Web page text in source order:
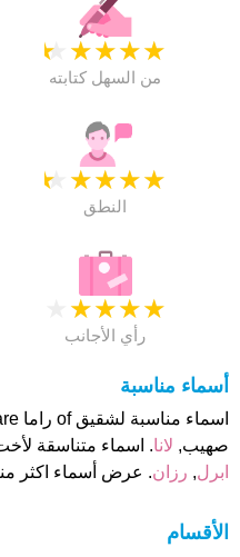
★
★
★
★
★
من السهل كتابته
★
★
★
★
★
النطق
★
★
★
★
رأي الأجانب
أسماء مناسبة
اسماء مناسبة لشقيق of راما are: ما,
صهيب, لانا. اسماء متناسقة
ابرل, رزان. عرض أسماء اكثر
الأقسام